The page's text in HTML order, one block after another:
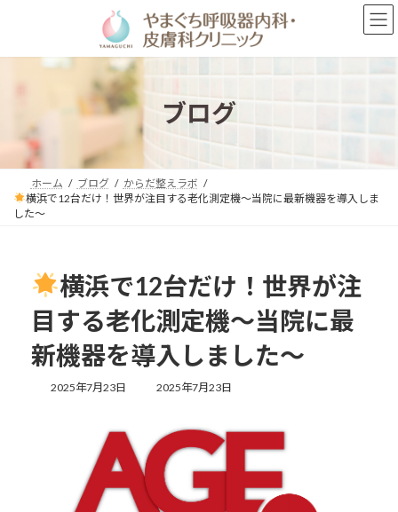
ン
プ
ー
動
ブログ
ホーム ブログ
からだ整えラボ
横浜で12台だけ！世界が注目する老化測定機〜当院に最新機器を導入しま
した〜
横浜で12台だけ！世界が注
目する老化測定機〜当院に最
新機器を導入しました〜
2025年7月23日
最
新
日
時
2025年7月23日